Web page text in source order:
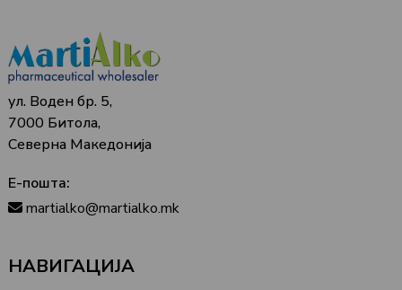
ул. Воден бр. 5,
7000 Битола,
Северна Македонија
Е-пошта:
martialko@martialko.mk
НАВИГАЦИЈА